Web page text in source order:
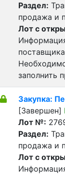
Раздел:
продажа и
Лот с
заполнить
Закупка:
[Завершен]
Лот №:
Раздел:
продажа и
Лот с